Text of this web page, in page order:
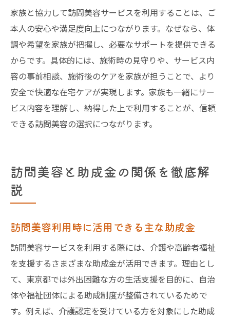
家族と協力して訪問美容サービスを利用することは、ご
本人の安心や満足度向上につながります。なぜなら、体
調や希望を家族が把握し、必要なサポートを提供できる
からです。具体的には、施術時の見守りや、サービス内
容の事前相談、施術後のケアを家族が担うことで、より
安全で快適な在宅ケアが実現します。家族も一緒にサー
ビス内容を理解し、納得した上で利用することが、信頼
できる訪問美容の選択につながります。
訪問美容と助成金の関係を徹底解
説
訪問美容利用時に活用できる主な助成金
訪問美容サービスを利用する際には、介護や高齢者福祉
を支援するさまざまな助成金が活用できます。理由とし
て、東京都では外出困難な方の生活支援を目的に、自治
体や福祉団体による助成制度が整備されているためで
す。例えば、介護認定を受けている方を対象にした助成